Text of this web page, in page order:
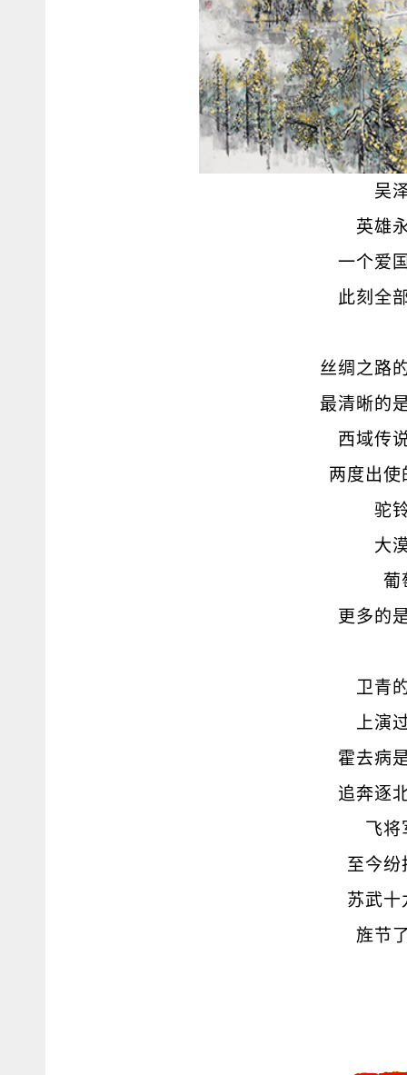
吴
英雄
一个爱
此刻全
丝绸之路
最清晰的
西域传
两度出
驼
大
葡
更多的
卫青
上演
霍去病
追奔逐
飞
至今
苏武十
旌节